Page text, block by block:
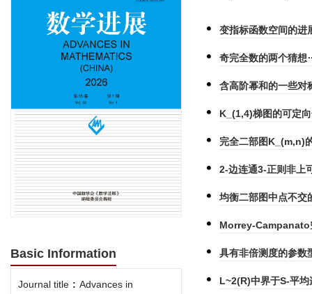
Basic Information
Journal title : Advances in
变指标函数空间的进
奇完全数的两个猜想
含高阶幂和的一些对
K_(1,4)梯图的可定
完全二部图K_(m,n)
2-边连通3-正则非上
均衡二部图中点不交
Morrey-
具有非倍测度的参
L~2(R)中界于S-平